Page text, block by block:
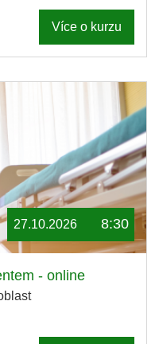
Více o kurzu
27.10.2026 8:30
- online